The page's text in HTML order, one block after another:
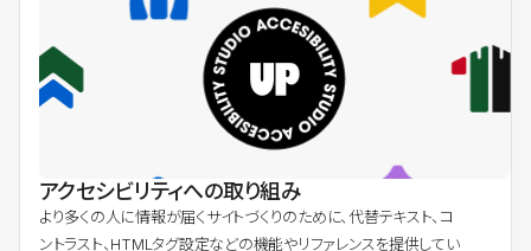
アクセシビリティへの取り組み
より多くの人に情報が届くサイトづくりのために、代替テキスト、コ
ントラスト、HTMLタグ設定などの機能やリファレンスを提供してい